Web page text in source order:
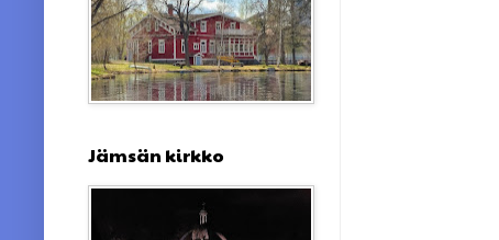
Jämsän kirkko